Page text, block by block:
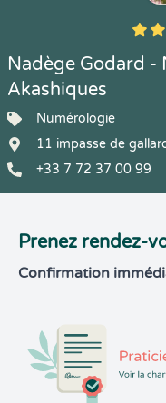
5
1
5
4
Nadège Godard -
Akashiques
Numérologie
11 impasse de
+33 7 72 37 00 99
Prenez rendez-
Confirmation